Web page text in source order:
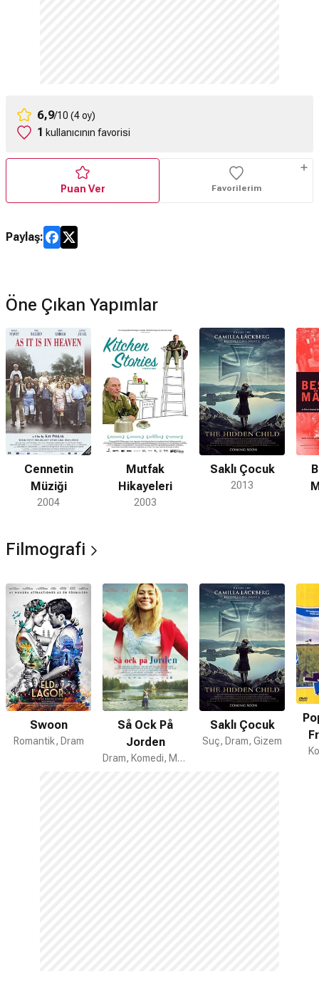
6,9/10 (4 oy)
1 kullanıcının favorisi
Puan Ver Favorilerim
Paylaş:
Öne Çıkan Yapımlar
Cennetin
Müziği
2004
Mutfak
Hikayeleri
2003
Saklı Çocuk
2013
Filmografi
Swoon
Romantik, Dram
Så Ock På
Jorden
Dram, Komedi, Müzikal
Saklı Çocuk
Suç, Dram, Gizem